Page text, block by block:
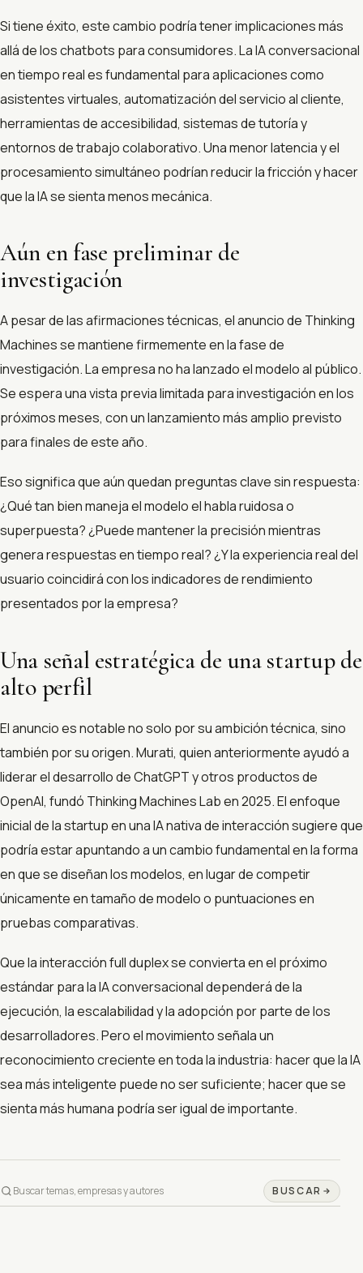
Si tiene éxito, este cambio podría tener implicaciones más
allá de los chatbots para consumidores. La IA conversacional
en tiempo real es fundamental para aplicaciones como
asistentes virtuales, automatización del servicio al cliente,
herramientas de accesibilidad, sistemas de tutoría y
entornos de trabajo colaborativo. Una menor latencia y el
procesamiento simultáneo podrían reducir la fricción y hacer
que la IA se sienta menos mecánica.
Aún en fase preliminar de
investigación
A pesar de las afirmaciones técnicas, el anuncio de Thinking
Machines se mantiene firmemente en la fase de
investigación. La empresa no ha lanzado el modelo al público.
Se espera una vista previa limitada para investigación en los
próximos meses, con un lanzamiento más amplio previsto
para finales de este año.
Eso significa que aún quedan preguntas clave sin respuesta:
¿Qué tan bien maneja el modelo el habla ruidosa o
superpuesta? ¿Puede mantener la precisión mientras
genera respuestas en tiempo real? ¿Y la experiencia real del
usuario coincidirá con los indicadores de rendimiento
presentados por la empresa?
Una señal estratégica de una startup de
alto perfil
El anuncio es notable no solo por su ambición técnica, sino
también por su origen. Murati, quien anteriormente ayudó a
liderar el desarrollo de ChatGPT y otros productos de
OpenAI, fundó Thinking Machines Lab en 2025. El enfoque
inicial de la startup en una IA nativa de interacción sugiere que
podría estar apuntando a un cambio fundamental en la forma
en que se diseñan los modelos, en lugar de competir
únicamente en tamaño de modelo o puntuaciones en
pruebas comparativas.
Que la interacción full duplex se convierta en el próximo
estándar para la IA conversacional dependerá de la
ejecución, la escalabilidad y la adopción por parte de los
desarrolladores. Pero el movimiento señala un
reconocimiento creciente en toda la industria: hacer que la IA
sea más inteligente puede no ser suficiente; hacer que se
sienta más humana podría ser igual de importante.
BUSCAR